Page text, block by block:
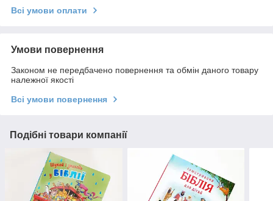
Всі умови оплати
Умови повернення
Законом не передбачено повернення та обмін даного товару
належної якості
Всі умови повернення
Подібні товари компанії